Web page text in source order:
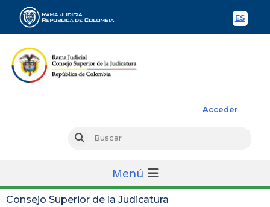
ES
Acceder
Buscar
Menú
Consejo Superior de la Judicatura